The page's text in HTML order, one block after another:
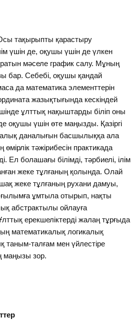
тақырыпты қарастыру
үшін де, оқушы үшін де үлкен
мәселе график салу. Мұның
бар. Себебі, оқушы қандай
да математика элементтерін
жазықтығында кескіндей
ұлттық нақыштарды біліп оны
оқушы үшін өте маңызды. Қазіргі
даналығын басшылыққа ала
тәжірибесін практикада
Ел болашағы білімді, тәрбиелі, ілім
жеке тұлғаның қолында. Олай
жеке тұлғаның рухани дамуы,
ғылымға ұмтыла отырып, нақты
абстрактылы ойлауға
ерекшеліктерді жалаң тұрғыда
математикалық логикалық
таным-талғам мен үйлестіре
маңызы зор.